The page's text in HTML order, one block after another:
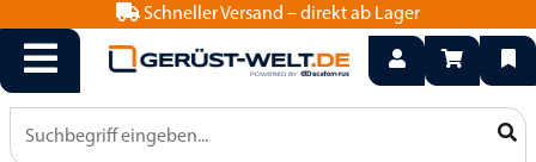
Schneller Versand – direkt ab Lager
0800 15 50 550
info@geruest-welt.de